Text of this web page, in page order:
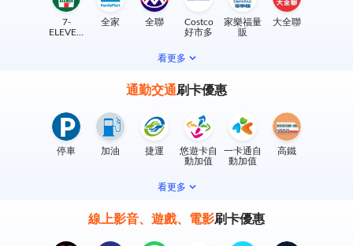
7-
ELEVEN
全家 全聯
Costco
好市多
家樂福量
販
大全聯
看更多
通勤交通刷卡優惠
停車 加油 捷運
悠遊卡自
動加值
一卡通自
動加值
高鐵
看更多
線上影音、遊戲、電影刷卡優惠